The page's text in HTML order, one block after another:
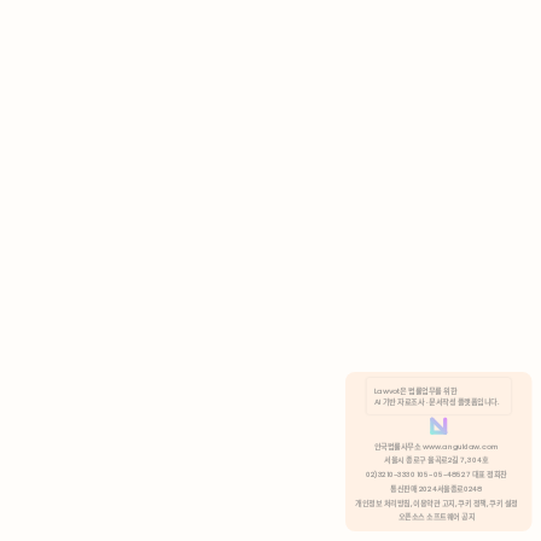
분석 쿠키 허용
Lawvot은 법률업무를 위한
AI 기반 자료조사 · 문서작성 플랫폼입니다.
안국법률사무소 www.anguklaw.com
서울시 종로구 율곡로2길 7, 304호
02)3210-3330 105-05-48527 대표 정희찬
통신판매 2024서울종로0248
개인정보 처리방침, 이용약관 고지, 쿠키 정책, 쿠키 설정
오픈소스 소프트웨어 공지